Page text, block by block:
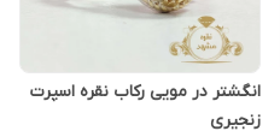
انگشتر در مویی رکاب نقره اسپرت
زنجیری